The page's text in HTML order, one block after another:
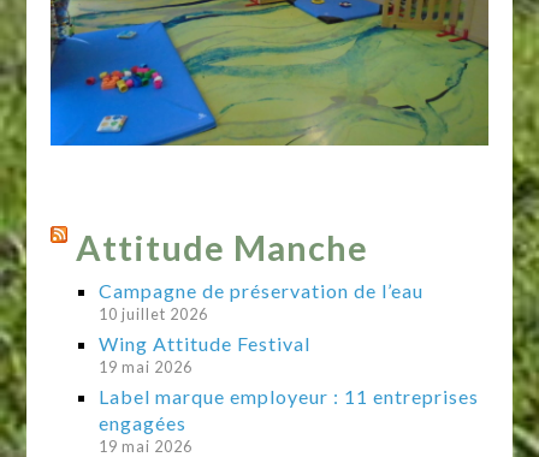
Attitude Manche
Campagne de préservation de l’eau
10 juillet 2026
Wing Attitude Festival
19 mai 2026
Label marque employeur : 11 entreprises
engagées
19 mai 2026